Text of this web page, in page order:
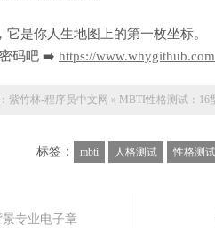
它是你人生地图上的第一枚坐标。
码吧 ➡️ https://www.whygithub.com
紫竹林-程序员中文网 » MBTI性格测试：16
标签： mbti 人格测试 性格测试
专业电子章